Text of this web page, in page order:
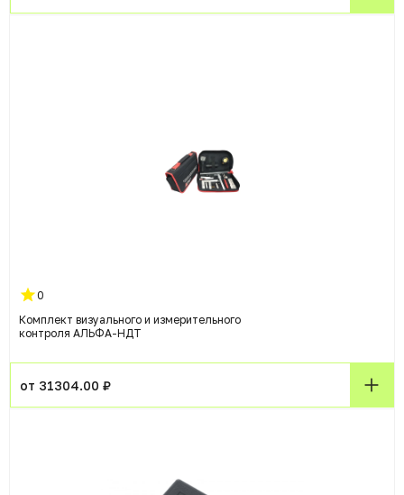
0
Комплект визуального и измерительного
контроля АЛЬФА-НДТ
от 31304.00 ₽